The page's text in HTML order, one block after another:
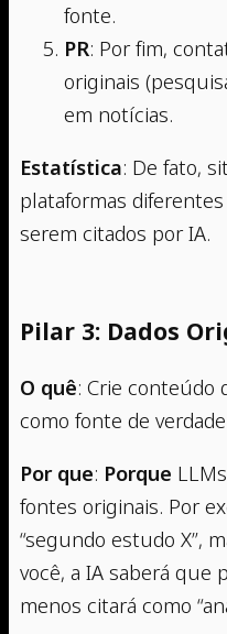
fonte.
PR: Por fim,
originais
em notícias.
Estatística: De fato,
plataformas
serem citados por IA.
Pilar 3: Dados
O quê: Crie conteúdo
como fonte de
Por que: Porque
fontes originais. Por
“segundo estudo X”,
você, a IA saberá que
menos citará como